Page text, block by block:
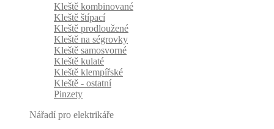
Kleště kombinované
Kleště štípací
Kleště prodloužené
Kleště na ségrovky
Kleště samosvorné
Kleště kulaté
Kleště klempířské
Kleště - ostatní
Pinzety
Nářadí pro elektrikáře